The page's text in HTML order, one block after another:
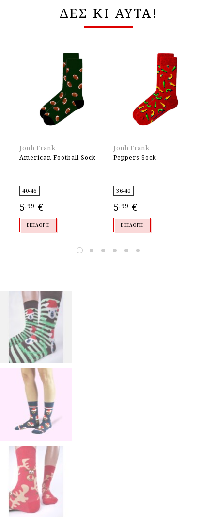
ΔΕΣ ΚΙ ΑΥΤΑ!
Jonh Frank
American Football Sock
40-46
5,99 €
ΕΠΙΛΟΓΉ
Jonh Frank
Peppers Sock
36-40
5,99 €
ΕΠΙΛΟΓΉ